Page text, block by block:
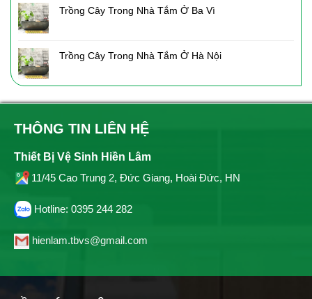
Trồng Cây Trong Nhà Tắm Ở Ba Vì
Trồng Cây Trong Nhà Tắm Ở Hà Nội
THÔNG TIN LIÊN HỆ
Thiết Bị Vệ Sinh Hiền Lâm
11/45 Cao Trung 2, Đức Giang, Hoài Đức, HN
Hotline: 0395 244 282
hienlam.tbvs@gmail.com